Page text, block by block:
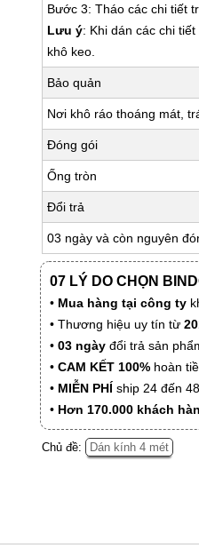
Bước 3: Tháo các chi tiết
Lưu ý: Khi dán các chi
khô keo.
Bảo quản
Nơi khô ráo thoáng mát,
Đóng gói
Ống tròn
Đổi trả
03 ngày và còn nguyên
07 LÝ DO CHỌN
• Mua hàng tại công ty
• Thương hiệu uy tín từ
• 03 ngày đổi trả sản
• CAM KẾT 100% hoàn
• MIỄN PHÍ ship 24 đến
• Hơn 170.000 khách
Chủ đề: Dán kính 4 mét